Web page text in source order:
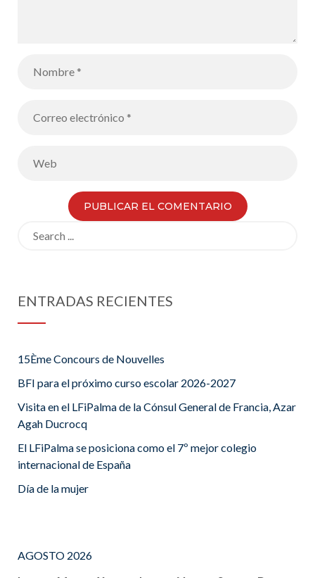
ENTRADAS RECIENTES
15Ème Concours de Nouvelles
BFI para el próximo curso escolar 2026-2027
Visita en el LFiPalma de la Cónsul General de Francia, Azar
Agah Ducrocq
El LFiPalma se posiciona como el 7º mejor colegio
internacional de España
Día de la mujer
AGOSTO 2026